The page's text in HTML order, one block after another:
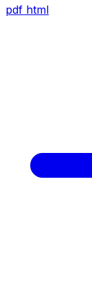
pdf html